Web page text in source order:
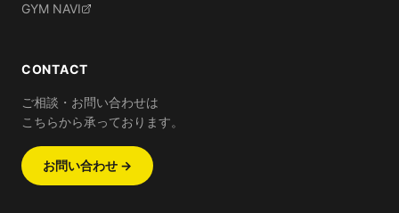
GYM NAVI
CONTACT
ご相談・お問い合わせは
こちらから承っております。
お問い合わせ →